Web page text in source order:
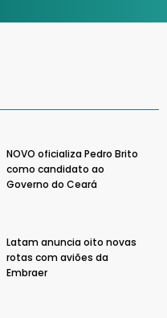
NOVO oficializa Pedro Brito
como candidato ao
Governo do Ceará
Latam anuncia oito novas
rotas com aviões da
Embraer